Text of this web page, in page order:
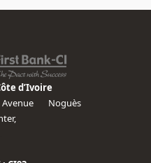
d’Ivoire
Noguès